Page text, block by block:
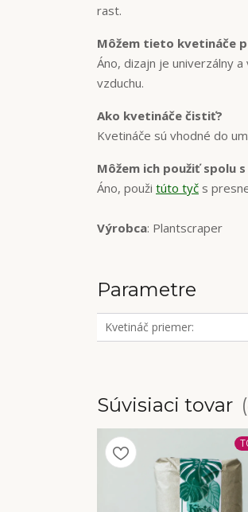
rast.
Môžem tieto kvetináče
Áno, dizajn je univerzálny
vzduchu.
Ako kvetináče čistiť?
Kvetináče sú vhodné do
Môžem ich použiť spolu
Áno, použi túto tyč s
Výrobca: Plantscraper
Parametre
Kvetináč priemer
Súvisiaci tovar